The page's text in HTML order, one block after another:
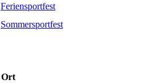
Feriensportfest
Sommersportfest
Ort